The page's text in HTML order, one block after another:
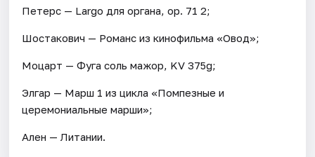
Петерс — Largo для органа, ор. 71 2;
Шостакович — Романс из кинофильма «Овод»;
Моцарт — Фуга соль мажор, KV 375g;
Элгар — Марш 1 из цикла «Помпезные и
церемониальные марши»;
Ален — Литании.